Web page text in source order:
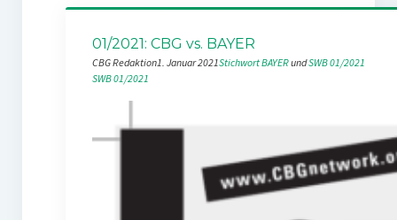
01/2021: CBG vs. BAYER
CBG Redaktion1. Januar 2021Stichwort BAYER und SWB 01/2021
SWB 01/2021